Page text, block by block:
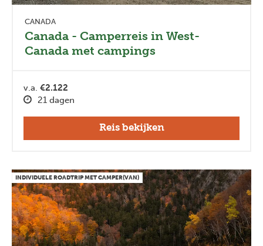
CANADA
Canada - Camperreis in West-
Canada met campings
v.a. €2.122
21 dagen
Reis bekijken
INDIVIDUELE ROADTRIP MET CAMPER(VAN)
Previous Next